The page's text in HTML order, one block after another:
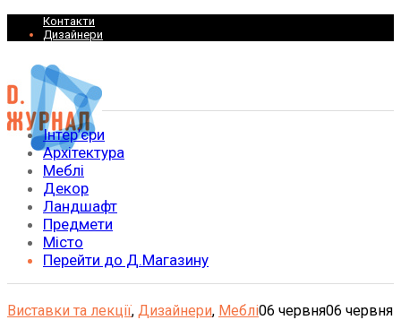
Контакти
Дизайнери
Інтер’єри
Архітектура
Меблі
Декор
Ландшафт
Предмети
Місто
Перейти до Д.Магазину
Виставки та лекції, Дизайнери, Меблі06 червня06 червня